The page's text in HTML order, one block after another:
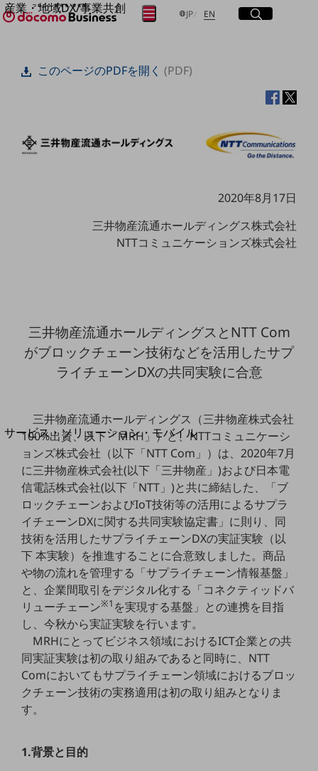
産業・地域DX/事業共創
OPEN HUB for Plural Futures
OPEN HUB for Plural Futuresとは
Smart World
地域経済のさらなる活性化に取り組みます
自治体・地域社会との共創
LGPF(Local Government Platform)
サービス・ソリューション・モバイル
サービス・ソリューションTOP
DXに関する課題を解決する
サービス・ソリューションをご紹介
カテゴリーで探す
カテゴリーで探すTOP
ネットワーク・モバイル
クラウド・データセンター
電話・映像コミュニケーション
セキュリティ
運用管理
JP日本語
EN Englishサイト内検索
開く
メニュー
開く
フリーワードを入力して探す
フリーワードでNTTドコモビジネスの
取り組みを検索
検索する
このページのPDFを開く(PDF)
2020年8月17日
三井物産流通ホールディングス株式会社
NTTコミュニケーションズ株式会社
三井物産流通ホールディングスとNTT Com
がブロックチェーン技術などを活用したサプ
ライチェーンDXの共同実験に合意
三井物産流通ホールディングス（三井物産株式会社
100%出資、以下「MRH」）と、NTTコミュニケーシ
ョンズ株式会社（以下「NTT Com」）は、2020年7月
に三井物産株式会社(以下「三井物産」)および日本電
信電話株式会社(以下「NTT」)と共に締結した、「ブ
ロックチェーンおよびIoT技術等の活用によるサプラ
イチェーンDXに関する共同実験協定書」に則り、同
技術を活用したサプライチェーンDXの実証実験（以
下 本実験）を推進することに合意致しました。商品
や物の流れを管理する「サプライチェーン情報基盤」
と、企業間取引をデジタル化する「コネクティッドバ
リューチェーン※1 を実現する基盤」との連携を目指
し、今秋から実証実験を行います。
MRHにとってビジネス領域におけるICT企業との共
同実証実験は初の取り組みであると同時に、NTT
Comにおいてもサプライチェーン領域におけるブロッ
クチェーン技術の実務適用は初の取り組みとなりま
す。
1.背景と目的